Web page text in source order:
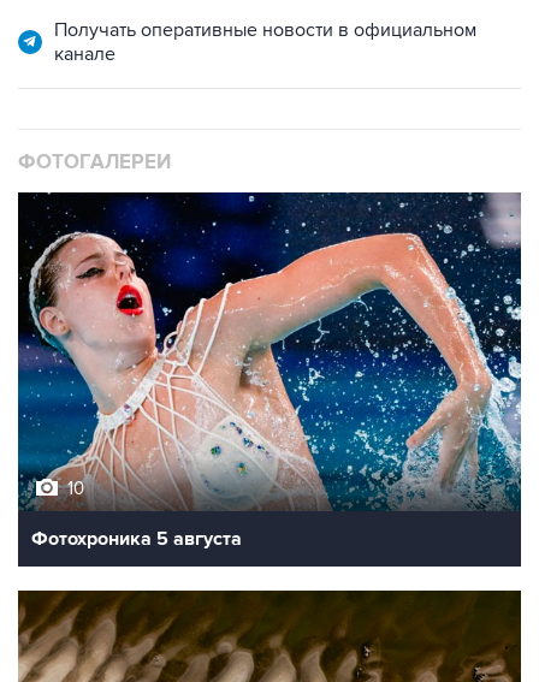
Получать оперативные новости в официальном
канале
ФОТОГАЛЕРЕИ
10
Фотохроника 5 августа